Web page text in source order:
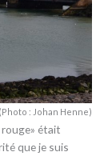
: Johan Henne)
était
que je suis